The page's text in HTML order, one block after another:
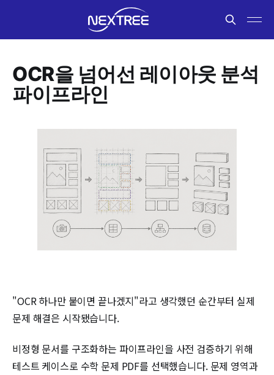
OCR을 넘어선 레이아웃 분석
파이프라인
"OCR 하나만 붙이면 끝나겠지"라고 생각했던 순간부터 실제
문제 해결은 시작됐습니다.
비정형 문서를 구조화하는 파이프라인을 사전 검증하기 위해
테스트 케이스로 수학 문제 PDF를 선택했습니다. 문제 영역과